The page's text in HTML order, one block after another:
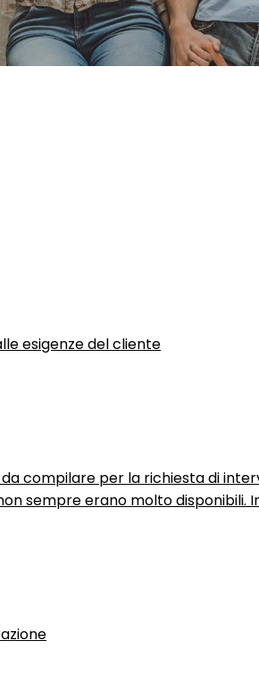
esigenze del cliente
compilare per la richiesta di
sempre erano molto disponibili.